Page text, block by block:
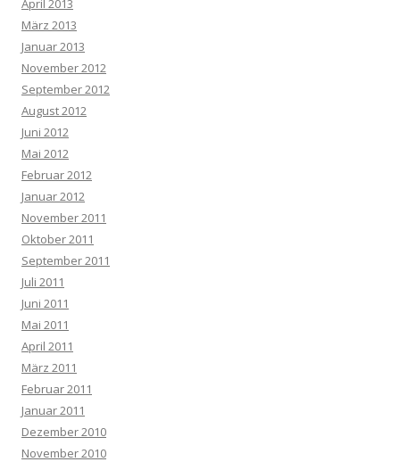
April 2013
März 2013
Januar 2013
November 2012
September 2012
August 2012
Juni 2012
Mai 2012
Februar 2012
Januar 2012
November 2011
Oktober 2011
September 2011
Juli 2011
Juni 2011
Mai 2011
April 2011
März 2011
Februar 2011
Januar 2011
Dezember 2010
November 2010